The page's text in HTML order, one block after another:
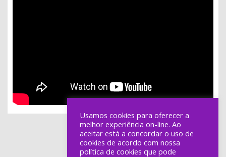
Usamos cookies para oferecer a
melhor experiência on-line. Ao
aceitar está a concordar o uso de
cookies de acordo com nossa
política de cookies que pode